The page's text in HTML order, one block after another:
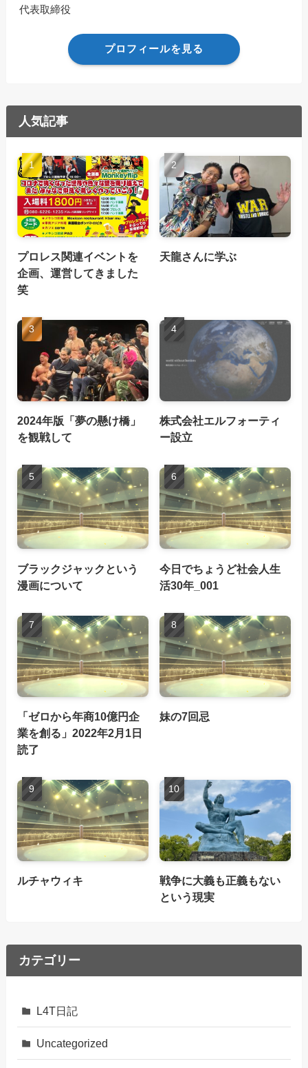
代表取締役
プロフィールを見る
人気記事
プロレス関連イベントを
企画、運営してきました
笑
天龍さんに学ぶ
2024年版「夢の懸け橋」
を観戦して
株式会社エルフォーティ
ー設立
ブラックジャックという
漫画について
今日でちょうど社会人生
活30年_001
「ゼロから年商10億円企
業を創る」2022年2月1日
読了
妹の7回忌
ルチャウィキ
戦争に大義も正義もない
という現実
カテゴリー
L4T日記
Uncategorized